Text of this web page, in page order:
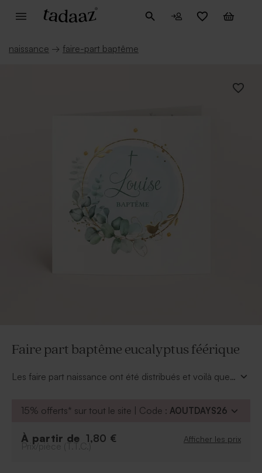
naissance → faire-part baptême
Faire part baptême eucalyptus féérique
Les faire part naissance ont été distribués et voilà que
annoncera la journée avec chic et élégance. Vous
finition parfaite. Afin d'harmoniser votre thème de
15% offerts* sur tout le site | Code : AOUTDAYS26
À partir de 1,80 € Afficher les prix
Prix/pièce (T.T.C.)